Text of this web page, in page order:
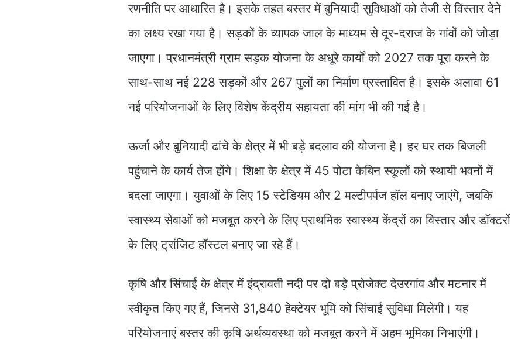
रणनीति पर आधारित है। इसके तहत बस्तर में बुनियादी सुविधाओं को तेजी से विस्तार देने
का लक्ष्य रखा गया है। सड़कों के व्यापक जाल के माध्यम से दूर-दराज के गांवों को जोड़ा
जाएगा। प्रधानमंत्री ग्राम सड़क योजना के अधूरे कार्यों को 2027 तक पूरा करने के
साथ-साथ नई 228 सड़कों और 267 पुलों का निर्माण प्रस्तावित है। इसके अलावा 61
नई परियोजनाओं के लिए विशेष केंद्रीय सहायता की मांग भी की गई है।
ऊर्जा और बुनियादी ढांचे के क्षेत्र में भी बड़े बदलाव की योजना है। हर घर तक बिजली
पहुंचाने के कार्य तेज होंगे। शिक्षा के क्षेत्र में 45 पोटा केबिन स्कूलों को स्थायी भवनों में
बदला जाएगा। युवाओं के लिए 15 स्टेडियम और 2 मल्टीपर्पज हॉल बनाए जाएंगे, जबकि
स्वास्थ्य सेवाओं को मजबूत करने के लिए प्राथमिक स्वास्थ्य केंद्रों का विस्तार और डॉक्टरों
के लिए ट्रांजिट हॉस्टल बनाए जा रहे हैं।
कृषि और सिंचाई के क्षेत्र में इंद्रावती नदी पर दो बड़े प्रोजेक्ट देउरगांव और मटनार में
स्वीकृत किए गए हैं, जिनसे 31,840 हेक्टेयर भूमि को सिंचाई सुविधा मिलेगी। यह
परियोजनाएं बस्तर की कृषि अर्थव्यवस्था को मजबूत करने में अहम भूमिका निभाएंगी।